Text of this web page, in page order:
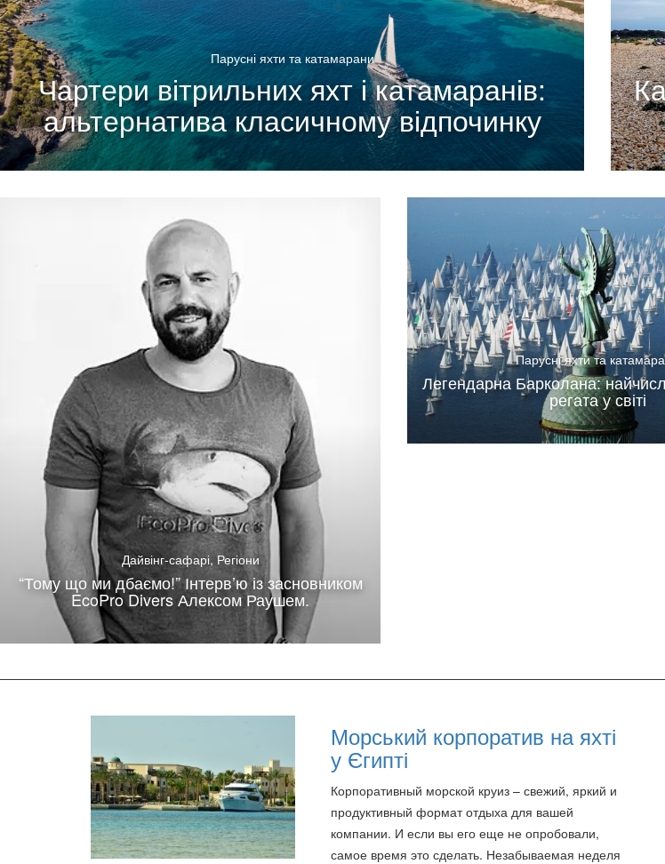
Парусні яхти та катамарани
Чартери вітрильних яхт і катамаранів:
альтернатива класичному відпочинку
Дайвінг-сафарі,Регіони
“Тому що ми дбаємо!” Інтерв’ю із засновником
EcoPro Divers Алексом Раушем.
Парусні яхти та
Легендарна Барколана:
регата у світі
Морський корпоратив на яхті
у Єгипті
Корпоративный морской круиз – свежий, яркий и
продуктивный формат отдыха для вашей
компании. И если вы его еще не опробовали,
самое время это сделать. Незабываемая неделя